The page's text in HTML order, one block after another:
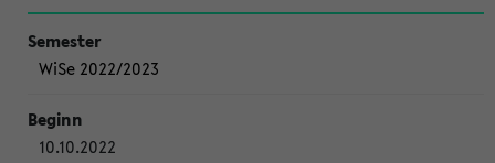
WiSe 2022/2023
10.10.2022